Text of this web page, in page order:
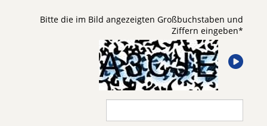
Bitte die im Bild angezeigten Großbuchstaben und
Ziffern eingeben*